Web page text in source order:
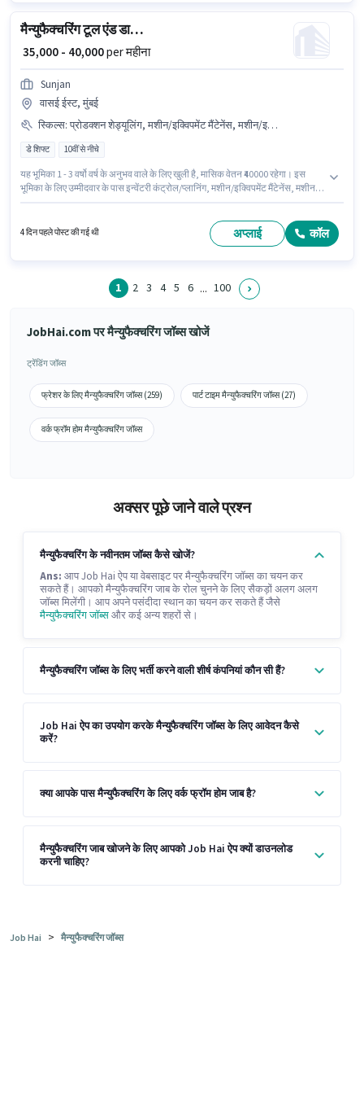
मैन्युफैक्चरिंग टूल एंड डाई मेकर
₹ 35,000 - 40,000per महीना
Sunjan
वासई ईस्ट, मुंबई
स्किल्स: प्रोडक्शन शेड्यूलिंग, मशीन/इक्विपमेंट मैंटेनेंस, मशीन/इक्विपमेंट ऑपरेशन, इन्वेंटरी कंट्रोल/प्लानिंग
डे शिफ्ट 10वीं से नीचे
यह भूमिका 1 - 3 वर्षो वर्ष के अनुभव वाले के लिए खुली है, मासिक वेतन ₹40000 रहेगा। इस
भूमिका के लिए उम्मीदवार के पास इन्वेंटरी कंट्रोल/प्लानिंग, मशीन/इक्विपमेंट मैंटेनेंस, मशीन/
की नीतियों के अनुसार दिए जा सकते हैं। Sunjan मैन्युफैक्चरिंग श्रेणी में टूल एंड डाई मेकर पद
के लिए सक्रिय रूप से हायर कर रहा है। इस पद के लिए Fixed सैलरी उपलब्ध है।
4 दिन पहले पोस्ट की गई थी अप्लाई कॉल
1 2 3 4 5 6 ... 100
JobHai.com पर मैन्युफैक्चरिंग जॉब्स खोजें
ट्रेंडिंग जॉब्स
फ्रेशर के लिए मैन्युफैक्चरिंग जॉब्स (259) पार्ट टाइम मैन्युफैक्चरिंग जॉब्स (27)
वर्क फ्रॉम होम मैन्युफैक्चरिंग जॉब्स
अक्सर पूछे जाने वाले प्रश्न
मैन्युफैक्चरिंग के नवीनतम जॉब्स कैसे खोजें?
Ans: आप Job Hai ऐप या वेबसाइट पर मैन्युफैक्चरिंग जॉब्स का चयन कर
सकते हैं। आपको मैन्युफैक्चरिंग जाब के रोल चुनने के लिए सैकड़ों अलग अलग
जॉब्स मिलेंगी। आप अपने पसंदीदा स्थान का चयन कर सकते हैं जैसे
मैन्युफैक्चरिंग जॉब्सऔर कई अन्य शहरों से।
मैन्युफैक्चरिंग जॉब्स के लिए भर्ती करने वाली शीर्ष कंपनियां कौन सी हैं?
Job Hai ऐप का उपयोग करके मैन्युफैक्चरिंग जॉब्स के लिए आवेदन कैसे
करें?
क्या आपके पास मैन्युफैक्चरिंग के लिए वर्क फ्रॉम होम जाब है?
मैन्युफैक्चरिंग जाब खोजने के लिए आपको Job Hai ऐप क्यों डाउनलोड
करनी चाहिए?
Job Hai > मैन्युफैक्चरिंग जॉब्स